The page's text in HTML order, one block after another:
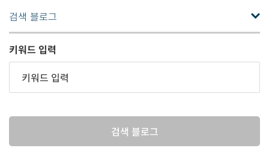
검색 블로그
키워드 입력
검색 블로그